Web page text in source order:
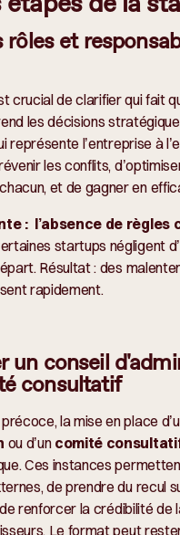
rôles et
crucial de clarifier qui fait
les décisions
représente l’entreprise à
les conflits,
et de gagner en
: l’absence de règles
startups négligent
Résultat : des
rapidement.
un conseil
consultatif
la mise en place
ou d’un comité
Ces instances
de prendre du recul
renforcer la crédibilité de
Le format peut